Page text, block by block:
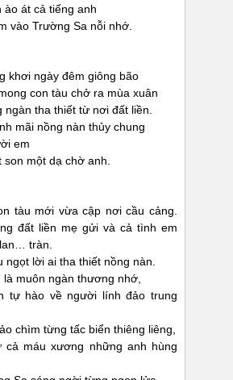
ào át cả tiếng anh
vào Trường Sa nỗi nhớ.
khơi ngày đêm giông bão
con tàu chở ra mùa xuân
tha thiết từ nơi đất liền.
mãi nồng nàn thủy chung
em
son một dạ chờ anh.
tàu mới vừa cập nơi cầu cảng.
đất liền mẹ gửi và cả tình em
tràn.
ngọt lời ai tha thiết nồng nàn.
là muôn ngàn thương nhớ,
tự hào về người lính đảo trung
chìm từng tấc biển thiêng liêng,
cả máu xương những anh hùng